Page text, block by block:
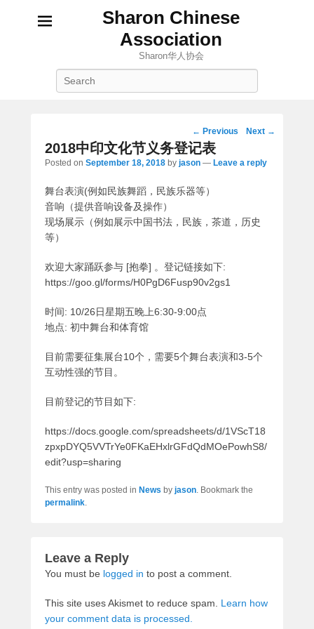
Sharon Chinese
Association
Sharon华人协会
Post
navigation
← Previous Next →
2018中印文化节义务登记表
Posted on September 18, 2018 by jason — Leave a reply
舞台表演(例如民族舞蹈，民族乐器等）
音响（提供音响设备及操作）
现场展示（例如展示中国书法，民族，茶道，历史
等）
欢迎大家踊跃参与 [抱拳] 。登记链接如下:
https://goo.gl/forms/H0PgD6Fusp90v2gs1
时间: 10/26日星期五晚上6:30-9:00点
地点: 初中舞台和体育馆
目前需要征集展台10个，需要5个舞台表演和3-5个
互动性强的节目。
目前登记的节目如下:
https://docs.google.com/spreadsheets/d/1VScT18
zpxpDYQ5VVTrYe0FKaEHxlrGFdQdMOePowhS8/
edit?usp=sharing
This entry was posted in News by jason. Bookmark the
permalink.
Leave a Reply
You must be logged in to post a comment.
This site uses Akismet to reduce spam. Learn how
your comment data is processed.